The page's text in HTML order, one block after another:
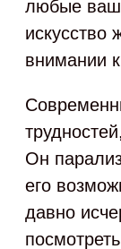
любые
искусство
внимании
Он
его
давно